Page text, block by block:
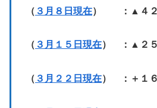
（ ３月８日現在） ：▲４２
（ ３月１５日現在） ：▲２５
（ ３月２２日現在） ：＋１